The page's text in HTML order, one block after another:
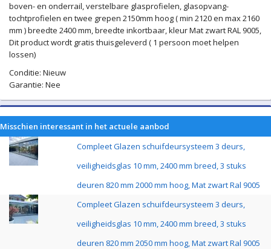
boven- en onderrail, verstelbare glasprofielen, glasopvang-
tochtprofielen en twee grepen 2150mm hoog ( min 2120 en max 2160
mm ) breedte 2400 mm, breedte inkortbaar, kleur Mat zwart RAL 9005,
Dit product wordt gratis thuisgeleverd ( 1 persoon moet helpen
lossen)
Conditie: Nieuw
Garantie: Nee
Misschien interessant in het actuele aanbod
Compleet Glazen schuifdeursysteem 3 deurs,
veiligheidsglas 10 mm, 2400 mm breed, 3 stuks
deuren 820 mm 2000 mm hoog, Mat zwart Ral 9005
Compleet Glazen schuifdeursysteem 3 deurs,
veiligheidsglas 10 mm, 2400 mm breed, 3 stuks
deuren 820 mm 2050 mm hoog, Mat zwart Ral 9005